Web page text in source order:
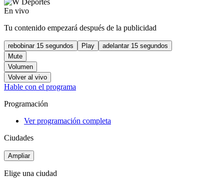
En vivo
Tu contenido empezará después de la publicidad
rebobinar 15 segundos Play
adelantar 15 segundos
Mute
Volumen
Volver al vivo
Hable con el programa
Programación
Ver programación completa
Ciudades
Ampliar
Elige una ciudad